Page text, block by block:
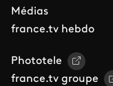
Médias
france.tv hebdo
Phototele
france.tv groupe